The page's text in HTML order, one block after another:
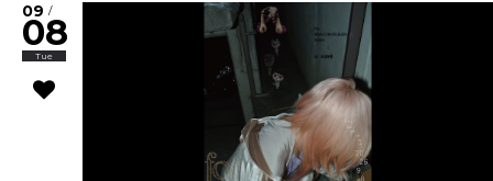
09 /
08
Tue